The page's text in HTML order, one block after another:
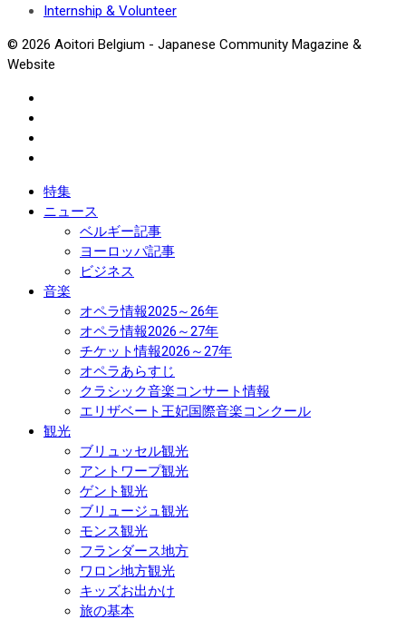
Internship & Volunteer
© 2026 Aoitori Belgium - Japanese Community Magazine &
Website
特集
ニュース
ベルギー記事
ヨーロッパ記事
ビジネス
音楽
オペラ情報2025～26年
オペラ情報2026～27年
チケット情報2026～27年
オペラあらすじ
クラシック音楽コンサート情報
エリザベート王妃国際音楽コンクール
観光
ブリュッセル観光
アントワープ観光
ゲント観光
ブリュージュ観光
モンス観光
フランダース地方
ワロン地方観光
キッズお出かけ
旅の基本